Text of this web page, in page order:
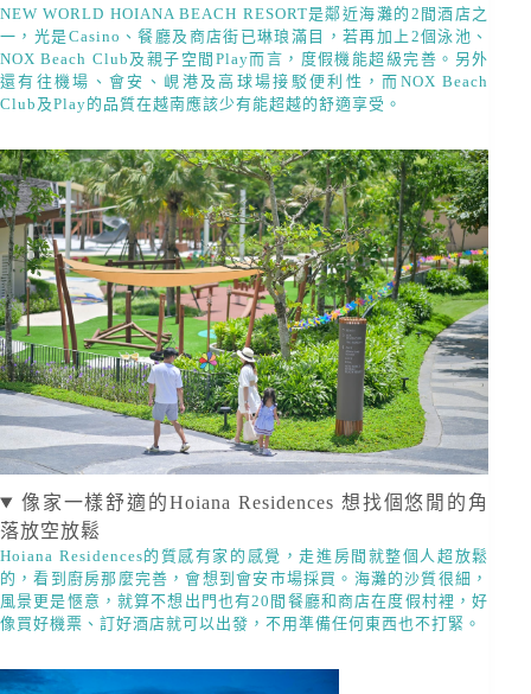
NEW WORLD HOIANA BEACH RESORT是鄰近海灘的2間酒店之
一，光是Casino、餐廳及商店街已琳琅滿目，若再加上2個泳池、
NOX Beach Club及親子空間Play而言，度假機能超級完善。另外
還有往機場、會安、峴港及高球場接駁便利性，而NOX Beach
Club及Play的品質在越南應該少有能超越的舒適享受。
像家一樣舒適的Hoiana Residences 想找個悠閒的角
落放空放鬆
Hoiana Residences的質感有家的感覺，走進房間就整個人超放鬆
的，看到廚房那麼完善，會想到會安市場採買。海灘的沙質很細，
風景更是愜意，就算不想出門也有20間餐廳和商店在度假村裡，好
像買好機票、訂好酒店就可以出發，不用準備任何東西也不打緊。